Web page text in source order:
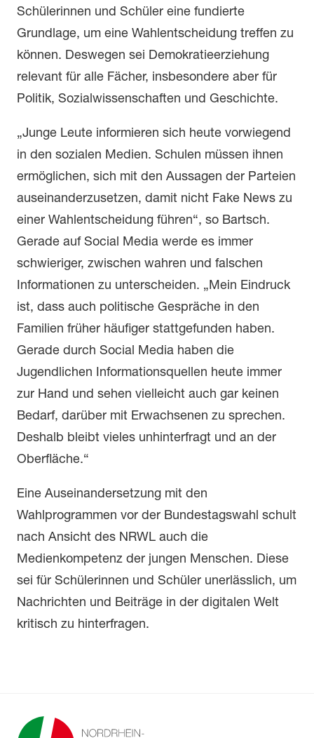
Schülerinnen und Schüler eine fundierte
Grundlage, um eine Wahlentscheidung treffen zu
können. Deswegen sei Demokratieerziehung
relevant für alle Fächer, insbesondere aber für
Politik, Sozialwissenschaften und Geschichte.
„Junge Leute informieren sich heute vorwiegend
in den sozialen Medien. Schulen müssen ihnen
ermöglichen, sich mit den Aussagen der Parteien
auseinanderzusetzen, damit nicht Fake News zu
einer Wahlentscheidung führen“, so Bartsch.
Gerade auf Social Media werde es immer
schwieriger, zwischen wahren und falschen
Informationen zu unterscheiden. „Mein Eindruck
ist, dass auch politische Gespräche in den
Familien früher häufiger stattgefunden haben.
Gerade durch Social Media haben die
Jugendlichen Informationsquellen heute immer
zur Hand und sehen vielleicht auch gar keinen
Bedarf, darüber mit Erwachsenen zu sprechen.
Deshalb bleibt vieles unhinterfragt und an der
Oberfläche.“
Eine Auseinandersetzung mit den
Wahlprogrammen vor der Bundestagswahl schult
nach Ansicht des NRWL auch die
Medienkompetenz der jungen Menschen. Diese
sei für Schülerinnen und Schüler unerlässlich, um
Nachrichten und Beiträge in der digitalen Welt
kritisch zu hinterfragen.